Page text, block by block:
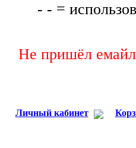
- - =
Не пришёл
Личный кабинет